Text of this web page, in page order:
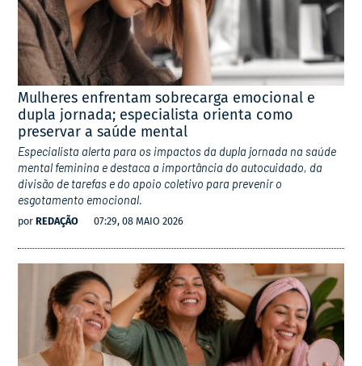
Mulheres enfrentam sobrecarga emocional e
dupla jornada; especialista orienta como
preservar a saúde mental
Especialista alerta para os impactos da dupla jornada na saúde
mental feminina e destaca a importância do autocuidado, da
divisão de tarefas e do apoio coletivo para prevenir o
esgotamento emocional.
por REDAÇÃO 07:29, 08 MAIO 2026